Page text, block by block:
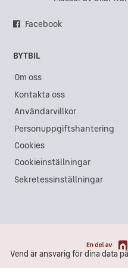
Vend är ansvarig för dina data
(1)
Lexus RC300H
Lexus i Göteborg
Lexus i Akalla
Lexus i Västra Frölunda
Lexus i Lidköping
Lexus i Ängelholm
Lexus i Åkersberga
Lexus i Östersund
Facebook
BYTBIL
Om oss
Kontakta oss
Användarvillkor
Personuppgiftshantering
Cookies
Cookieinställningar
Sekretessinställningar
Vend är ansvarig för dina